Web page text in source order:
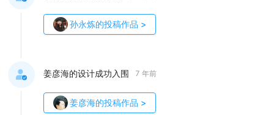
孙永炼的投稿作品 >
姜彦海的设计成功入围 7 年前
姜彦海的投稿作品 >